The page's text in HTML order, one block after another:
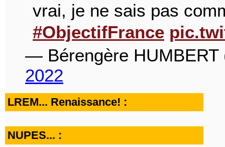
vrai, je ne sais pas
#ObjectifFrance
— Bérengère
2022
LREM... Renaissance! :
NUPES... :